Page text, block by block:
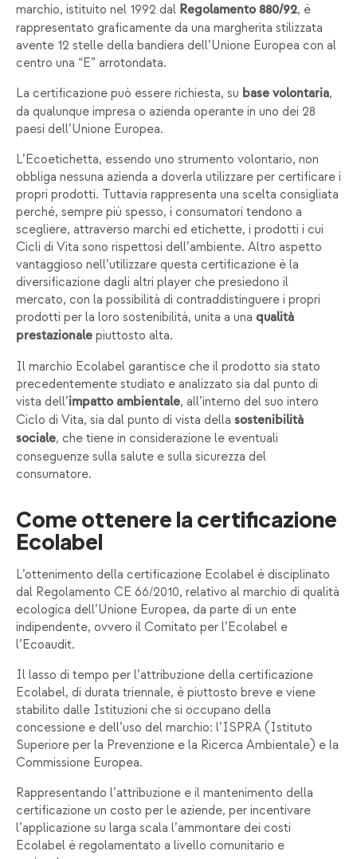
marchio, istituito nel 1992 dal Regolamento 880/92, è
rappresentato graficamente da una margherita stilizzata
avente 12 stelle della bandiera dell’Unione Europea con al
centro una “E” arrotondata.
La certificazione può essere richiesta, su base volontaria,
da qualunque impresa o azienda operante in uno dei 28
paesi dell’Unione Europea.
L’Ecoetichetta, essendo uno strumento volontario, non
obbliga nessuna azienda a doverla utilizzare per certificare i
propri prodotti. Tuttavia rappresenta una scelta consigliata
perché, sempre più spesso, i consumatori tendono a
scegliere, attraverso marchi ed etichette, i prodotti i cui
Cicli di Vita sono rispettosi dell’ambiente. Altro aspetto
vantaggioso nell’utilizzare questa certificazione è la
diversificazione dagli altri player che presiedono il
mercato, con la possibilità di contraddistinguere i propri
prodotti per la loro sostenibilità, unita a una qualità
prestazionale piuttosto alta.
Il marchio Ecolabel garantisce che il prodotto sia stato
precedentemente studiato e analizzato sia dal punto di
vista dell’impatto ambientale, all’interno del suo intero
Ciclo di Vita, sia dal punto di vista della sostenibilità
sociale, che tiene in considerazione le eventuali
conseguenze sulla salute e sulla sicurezza del
consumatore.
Come ottenere la certificazione
Ecolabel
L’ottenimento della certificazione Ecolabel è disciplinato
dal Regolamento CE 66/2010, relativo al marchio di qualità
ecologica dell’Unione Europea, da parte di un ente
indipendente, ovvero il Comitato per l’Ecolabel e
l’Ecoaudit.
Il lasso di tempo per l’attribuzione della certificazione
Ecolabel, di durata triennale, è piuttosto breve e viene
stabilito dalle Istituzioni che si occupano della
concessione e dell’uso del marchio: l’ISPRA (Istituto
Superiore per la Prevenzione e la Ricerca Ambientale) e la
Commissione Europea.
Rappresentando l’attribuzione e il mantenimento della
certificazione un costo per le aziende, per incentivare
l’applicazione su larga scala l’ammontare dei costi
Ecolabel è regolamentato a livello comunitario e